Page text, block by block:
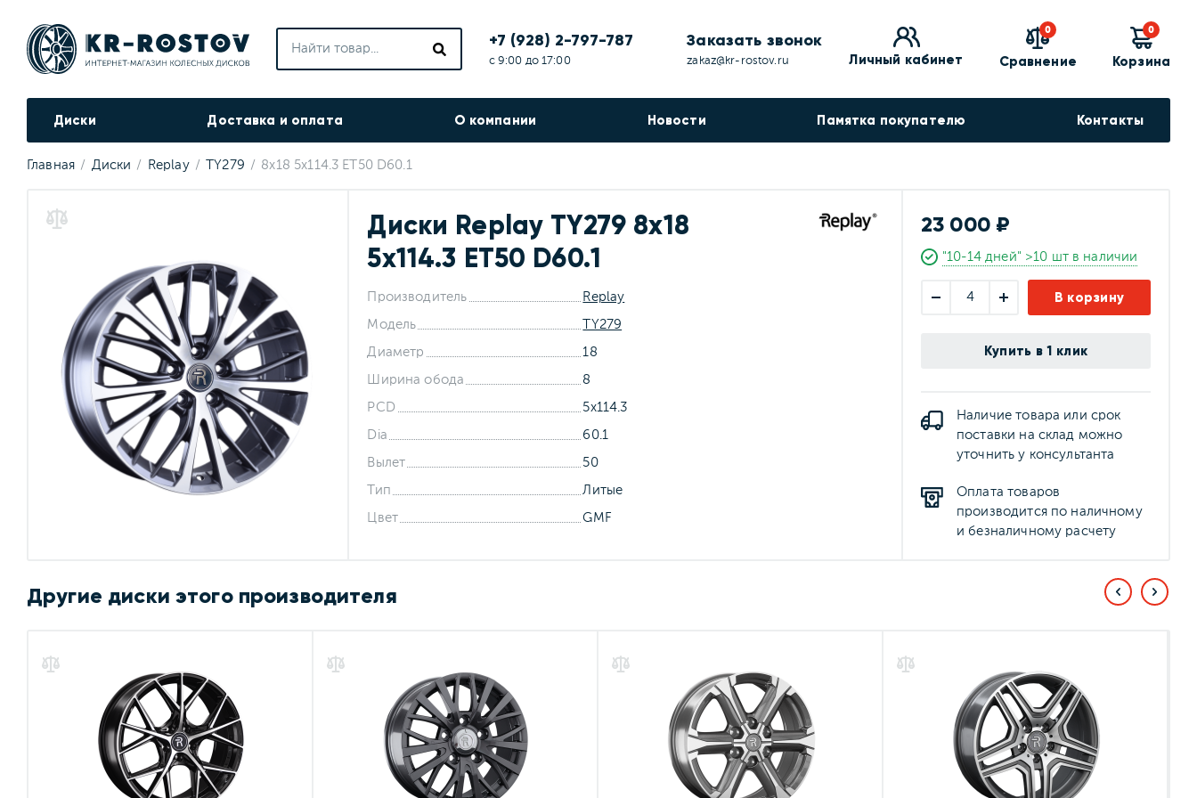
+7 (928) 2-797-787
с 9:00 до 17:00
Заказать звонок
zakaz@kr-rostov.ru Личный кабинет
0
Сравнение
0
Корзина
Диски Доставка и оплата О компании Новости Памятка покупателю Контакты
Главная Диски Replay TY279 8x18 5x114.3 ET50 D60.1
Диски Replay TY279 8x18
5x114.3 ET50 D60.1
Производитель Replay
Модель TY279
Диаметр 18
Ширина обода 8
PCD 5x114.3
Dia 60.1
Вылет 50
Тип Литые
Цвет GMF
23 000 ₽
"10-14 дней" >10 шт в наличии
В корзину
Купить в 1 клик
Наличие товара или срок
поставки на склад можно
уточнить у консультанта
Оплата товаров
производится по наличному
и безналичному расчету
Другие диски этого производителя